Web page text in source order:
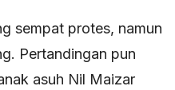
sempat protes, namun
Pertandingan pun
asuh Nil Maizar